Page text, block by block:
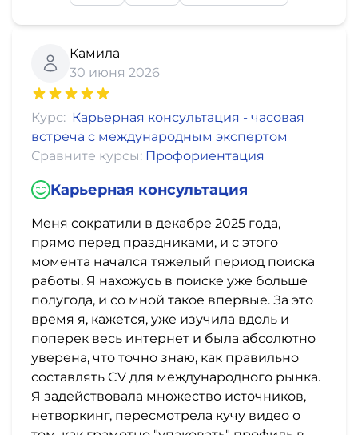
Камила
30 июня 2026
Курс: Карьерная консультация - часовая
встреча с международным экспертом
Сравните курсы: Профориентация
Карьерная консультация
Меня сократили в декабре 2025 года,
прямо перед праздниками, и с этого
момента начался тяжелый период поиска
работы. Я нахожусь в поиске уже больше
полугода, и со мной такое впервые. За это
время я, кажется, уже изучила вдоль и
поперек весь интернет и была абсолютно
уверена, что точно знаю, как правильно
составлять CV для международного рынка.
Я задействовала множество источников,
нетворкинг, пересмотрела кучу видео о